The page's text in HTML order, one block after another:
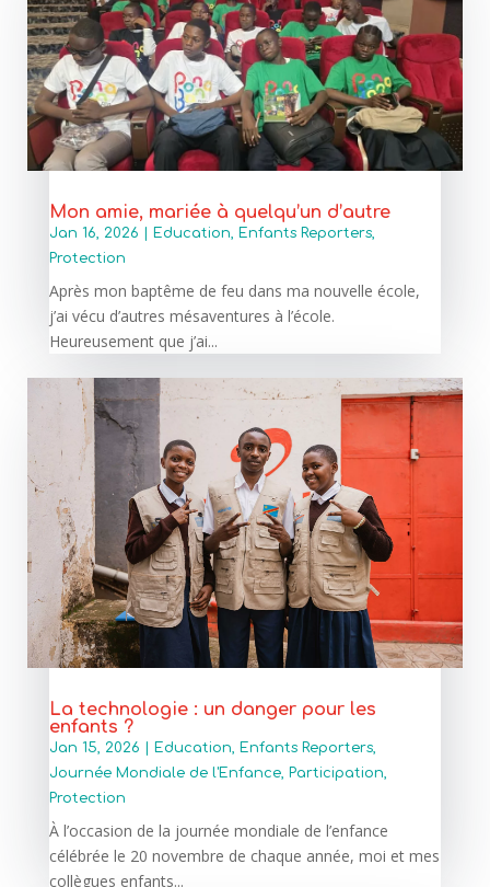
Mon amie, mariée à quelqu’un d’autre
Jan 16, 2026 | Education, Enfants Reporters,
Protection
Après mon baptême de feu dans ma nouvelle école,
j’ai vécu d’autres mésaventures à l’école.
Heureusement que j’ai...
La technologie : un danger pour les
enfants ?
Jan 15, 2026 Education, Enfants Reporters,
Journée Mondiale de l'Enfance, Participation,
Protection
À l’occasion de la journée mondiale de l’enfance
célébrée le 20 novembre de chaque année, moi et mes
collègues enfants...